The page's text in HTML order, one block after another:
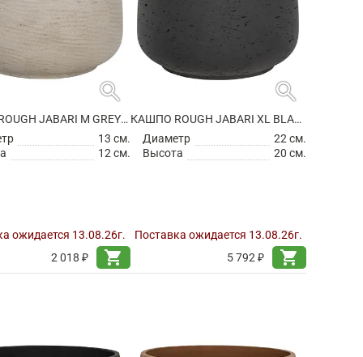
search
КАШПО ROUGH JABARI M GREY WASHED
13 см.
12 см.
ожидается 13.08.26г.
2 018 ₽
shopping_cart
search
КАШПО ROUGH JABARI XL BLACK WASHED
Диаметр
22 см.
Высота
20 см.
Поставка ожидается 13.08.26г.
5 792 ₽
shopping_cart